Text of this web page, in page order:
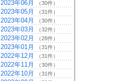
2023年06月 （30件）
2023年05月 （31件）
2023年04月 （30件）
2023年03月 （32件）
2023年02月 （28件）
2023年01月 （31件）
2022年12月 （31件）
2022年11月 （30件）
2022年10月 （31件）